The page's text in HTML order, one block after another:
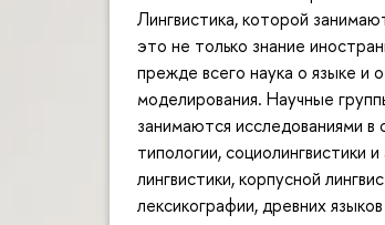
Лингвистика, которой
это не только знание
прежде всего наука о языке и
моделирования. Научные
занимаются исследованиями в
типологии, социолингвистики
лингвистики, корпусной
лексикографии, древних